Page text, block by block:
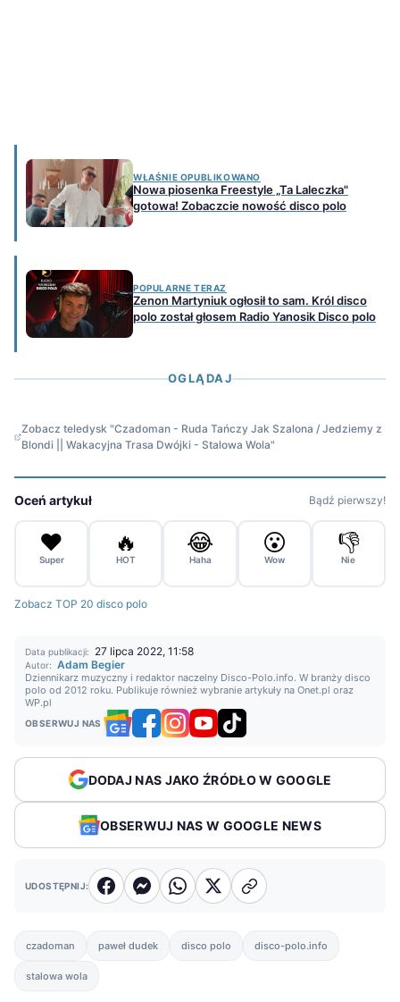
WŁAŚNIE OPUBLIKOWANO
Nowa piosenka Freestyle „Ta Laleczka"
gotowa! Zobaczcie nowość disco polo
POPULARNE TERAZ
Zenon Martyniuk ogłosił to sam. Król disco
polo został głosem Radio Yanosik Disco polo
OGLĄDAJ
Zobacz teledysk "Czadoman - Ruda Tańczy Jak Szalona / Jedziemy z
Blondi || Wakacyjna Trasa Dwójki - Stalowa Wola"
Oceń artykuł Bądź pierwszy!
❤️
Super
🔥
HOT
😂
Haha
😮
Wow
👎
Nie
Zobacz TOP 20 disco polo
Data publikacji: 27 lipca 2022, 11:58
Autor: Adam Begier
Dziennikarz muzyczny i redaktor naczelny Disco-Polo.info. W branży disco
polo od 2012 roku. Publikuje również wybranie artykuły na Onet.pl oraz
WP.pl
OBSERWUJ NAS
DODAJ NAS JAKO ŹRÓDŁO W GOOGLE
OBSERWUJ NAS W GOOGLE NEWS
UDOSTĘPNIJ:
czadoman paweł dudek disco polo disco-polo.info
stalowa wola